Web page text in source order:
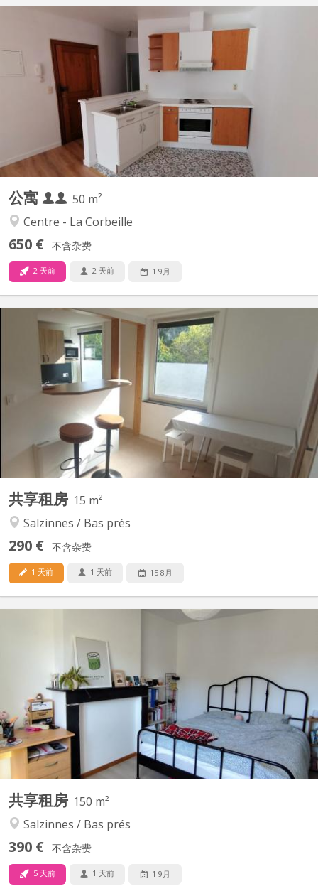
公寓
50 m²
Centre - La Corbeille
650 € 不含杂费
2 天前 2 天前 1 9月
IDEAL ETUDIANT(S), NAMUR CENTRE, PROXIMITÉ IMMEDIATE
UNIVERSITÉ, GARE, COMMERCES, AU 1 er ETAGE (SANS
ASCENSEUR), APPARTEMENT (+/-50 m²) 1 CHAMBRE.
COMPOSITION: séjour (+/- 30 m²), cuisine équipée américaine,
salle de bains, une chambre (+/-13m²), salle de douche. LIBRE AU
01/09/2026...
共享租房 15 m²
Salzinnes / Bas prés
290 € 不含杂费
1 天前 1 天前 15 8月
Chambre meublée dans colocation étudiante, exclusivement
féminine. Bâtiment rénové. Double vitrage. Sur 2 étages, 2
chambres par étage. Au total : 2 wc, 3 éviers, 1 douche, 1 cuisine,
1 espace repas/détente. Places de parking gratuites devant le
logement. Sécurité : Porte entrée blindée,...
共享租房 150 m²
Salzinnes / Bas prés
390 € 不含杂费
5 天前 1 天前 1 9月
🏡 chambre colocation salzinnes Une chambre disponible dans
une colocation féminine étudiante à Salzinnes, disponible à partir
du 1er septembre 2026 ! 🙂 - Chambre de 16m² - 2 salles de bain,
à partager avec 3 autres colocataires - Chambre située au 2eme
étage La colocation: - Maison avec jardin...